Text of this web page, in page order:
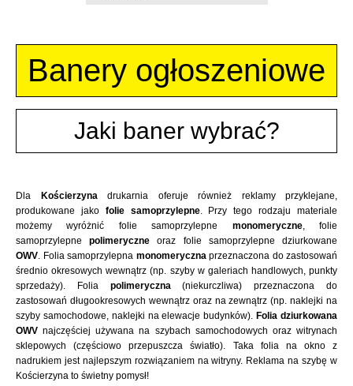
Banery ogłoszeniowe
Jaki baner wybrać?
Dla Kościerzynadrukarnia oferuje również reklamy przyklejane,
produkowane jako folie samoprzylepne. Przy tego rodzaju materiale
możemy wyróżnić folie samoprzylepne monomeryczne, folie
samoprzylepnepolimeryczne oraz folie samoprzylepne dziurkowane
OWV. Folia samoprzylepna monomerycznaprzeznaczona do zastosowań
średnio okresowych wewnątrz (np. szyby w galeriach handlowych, punkty
sprzedaży). Folia polimeryczna(niekurczliwa) przeznaczona do
zastosowań długookresowych wewnątrz oraz na zewnątrz (np. naklejki na
szyby samochodowe, naklejki na elewacje budynków). Folia dziurkowana
OWV najczęściej używana na szybach samochodowych oraz witrynach
sklepowych (częściowo przepuszcza światło). Taka folia na okno z
nadrukiem jest najlepszym rozwiązaniem na witryny. Reklama na szybę w
Kościerzyna to świetny pomysł!